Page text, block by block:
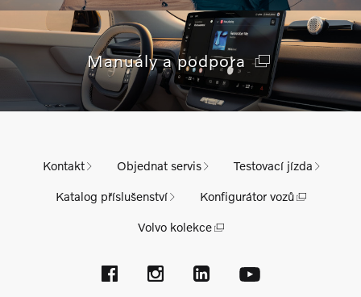
Manuály a podpora
Kontakt Objednat servis Testovací jízda
Katalog příslušenství Konfigurátor vozů
Volvo kolekce